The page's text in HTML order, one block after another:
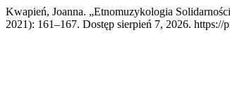
Kwapień, Joanna. „Etnomuzykologia
2021): 161–167. Dostęp sierpień 7, 2026.